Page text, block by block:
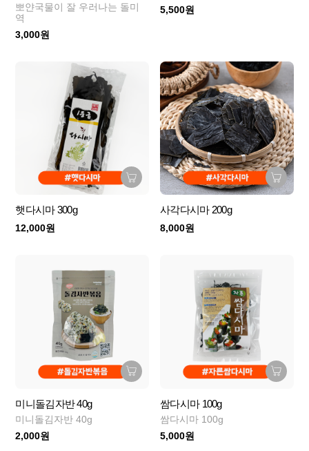
뽀얀국물이 잘 우러나는 돌미
역
3,000원
5,500원
햇다시마 300g
12,000원
사각다시마 200g
8,000원
미니돌김자반 40g
미니돌김자반 40g
2,000원
쌈다시마 100g
쌈다시마 100g
5,000원